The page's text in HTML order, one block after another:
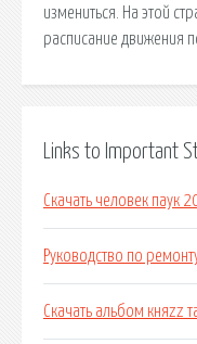
измениться. На этой
расписание движения
Links to Important
Скачать человек паук
Руководство по
Скачать альбом княzz